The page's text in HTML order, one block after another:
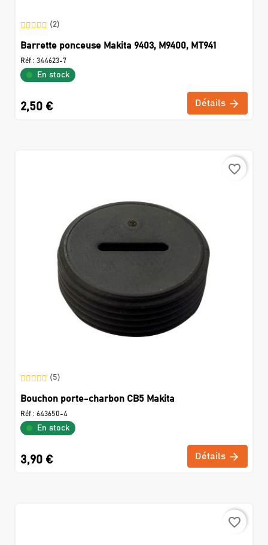
(2)
Barrette ponceuse Makita 9403, M9400, MT941
Réf : 344623-7
En stock
2,50 € Détails
favorite_border
(5)
Bouchon porte-charbon CB5 Makita
Réf : 643650-4
En stock
3,90 € Détails
favorite_border